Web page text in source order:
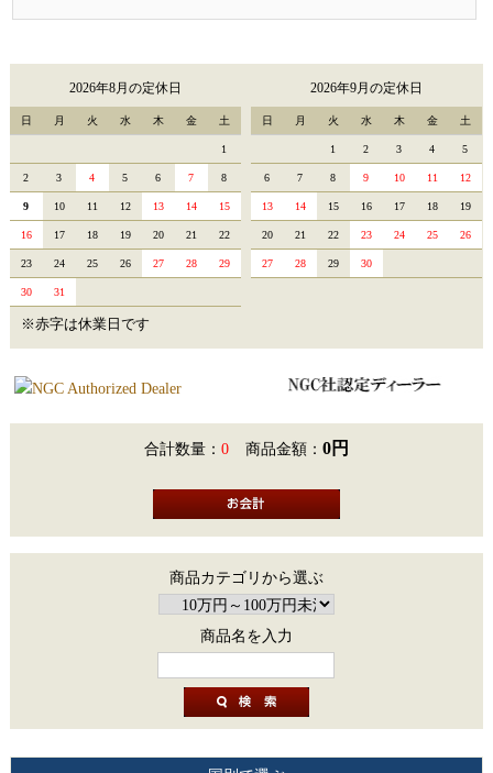
2026年8月の定休日
日 月 火 水 木 金 土
1
2 3 4 5 6 7 8
9 10 11 12 13 14 15
16 17 18 19 20 21 22
23 24 25 26 27 28 29
30 31
2026年9月の定休日
日 月 火 水 木 金 土
1 2 3 4 5
6 7 8 9 10 11 12
13 14 15 16 17 18 19
20 21 22 23 24 25 26
27 28 29 30
※赤字は休業日です
合計数量： 0 商品金額： 0円
商品カテゴリから選ぶ
商品名を入力